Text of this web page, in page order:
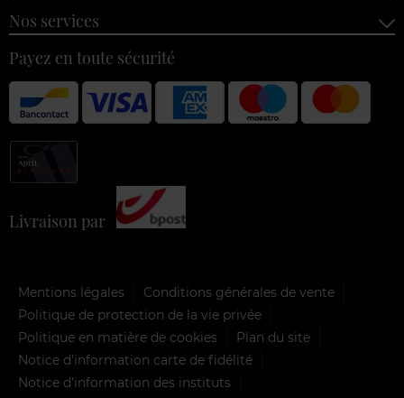
Nos services
Payez en toute sécurité
Livraison par
Mentions légales
Conditions générales de vente
Politique de protection de la vie privée
Politique en matière de cookies
Plan du site
Notice d'information carte de fidélité
Notice d’information des instituts